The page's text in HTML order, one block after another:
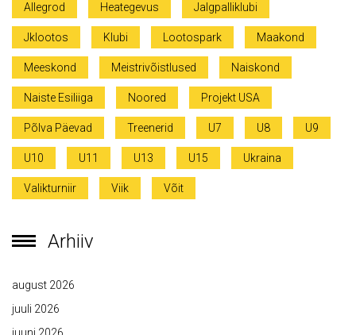
Allegrod Heategevus Jalgpalliklubi
Jklootos Klubi Lootospark Maakond
Meeskond Meistrivõistlused Naiskond
Naiste Esiliiga Noored Projekt USA
Põlva Päevad Treenerid U7 U8 U9
U10 U11 U13 U15 Ukraina
Valikturniir Viik Võit
Arhiiv
august 2026
juuli 2026